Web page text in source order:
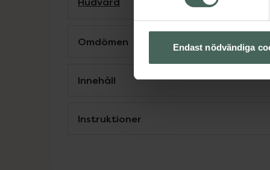
Endast nödvändiga
Omdömen
Innehåll
Instruktioner